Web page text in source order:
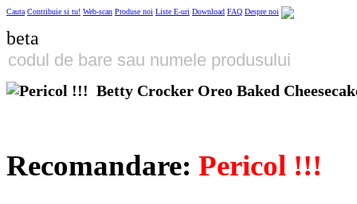
Cauta Contribuie si tu! Web-scan Produse noi Liste E-uri Download FAQ Despre noi
beta
Betty Crocker Oreo Baked
Recomandare: Pericol !!!